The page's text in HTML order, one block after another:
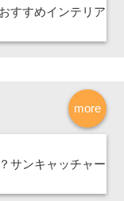
すすめインテリア
more
サンキャッチャー